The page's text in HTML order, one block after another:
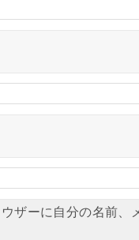
ザーに自分の名前、